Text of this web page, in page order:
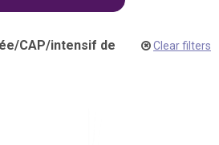
/CAP/intensif de
Clear filters